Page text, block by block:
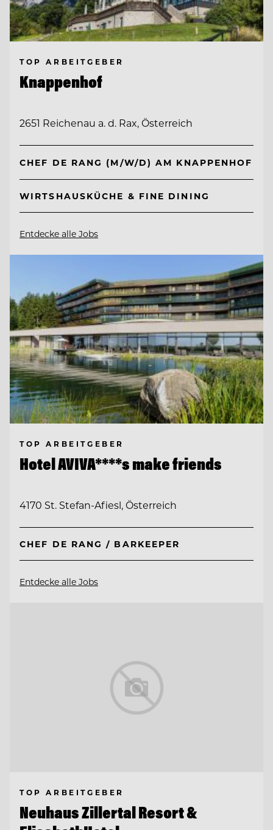
TOP ARBEITGEBER
Knappenhof
2651 Reichenau a. d. Rax, Österreich
CHEF DE RANG (M/W/D) AM KNAPPENHOF
WIRTSHAUSKÜCHE & FINE DINING
Entdecke alle Jobs
TOP ARBEITGEBER
Hotel AVIVA****s make friends
4170 St. Stefan-Afiesl, Österreich
CHEF DE RANG / BARKEEPER
Entdecke alle Jobs
TOP ARBEITGEBER
Neuhaus Zillertal Resort &